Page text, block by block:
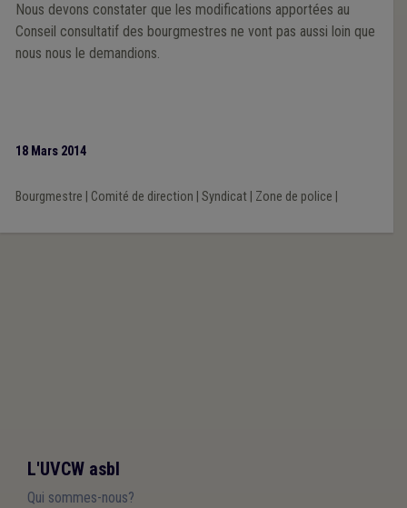
Nous devons constater que les modifications apportées au
Conseil consultatif des bourgmestres ne vont pas aussi loin que
nous nous le demandions.
18 Mars 2014
Bourgmestre Comité de direction Syndicat| Zone de police
L'UVCW asbl
Qui sommes-nous?